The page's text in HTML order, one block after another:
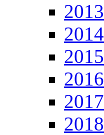
2013
2014
2015
2016
2017
2018